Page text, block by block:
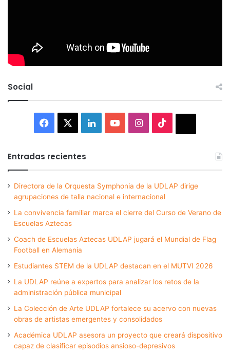
Social
Facebook LinkedInYouTubeInstagram
Entradas recientes
Directora de la Orquesta Symphonia de la UDLAP dirige
agrupaciones de talla nacional e internacional
La convivencia familiar marca el cierre del Curso de Verano de
Escuelas Aztecas
Coach de Escuelas Aztecas UDLAP jugará el Mundial de Flag
Football en Alemania
Estudiantes STEM de la UDLAP destacan en el MUTVI 2026
La UDLAP reúne a expertos para analizar los retos de la
administración pública municipal
La Colección de Arte UDLAP fortalece su acervo con nuevas
obras de artistas emergentes y consolidados
Académica UDLAP asesora un proyecto que creará dispositivo
capaz de clasificar episodios ansioso-depresivos